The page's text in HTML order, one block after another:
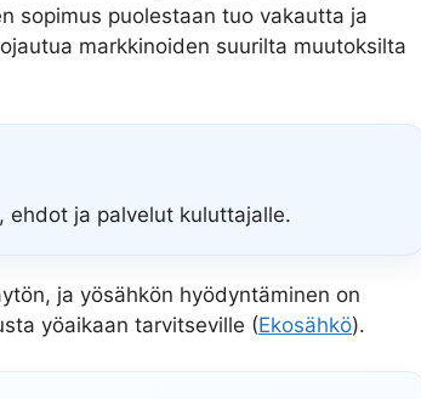
sopimus puolestaan tuo vakautta ja
markkinoiden suurilta muutoksilta
ehdot ja palvelut kuluttajalle.
ja yösähkön hyödyntäminen on
yöaikaan tarvitseville (Ekosähkö).